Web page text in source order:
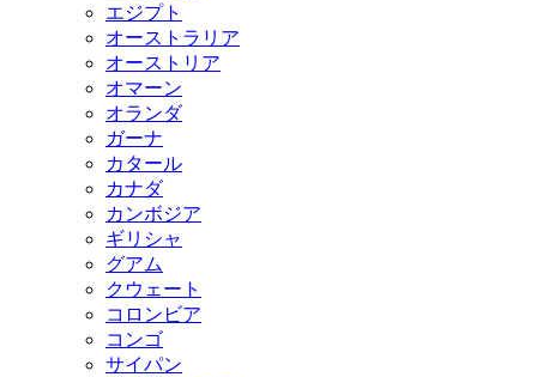
エジプト
オーストラリア
オーストリア
オマーン
オランダ
ガーナ
カタール
カナダ
カンボジア
ギリシャ
グアム
クウェート
コロンビア
コンゴ
サイパン